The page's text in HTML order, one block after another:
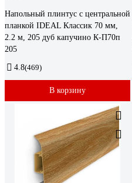
Напольный плинтус с центральной
планкой IDEAL Классик 70 мм,
2.2 м, 205 дуб капучино К-П70п
205
4.8(469)
В корзину